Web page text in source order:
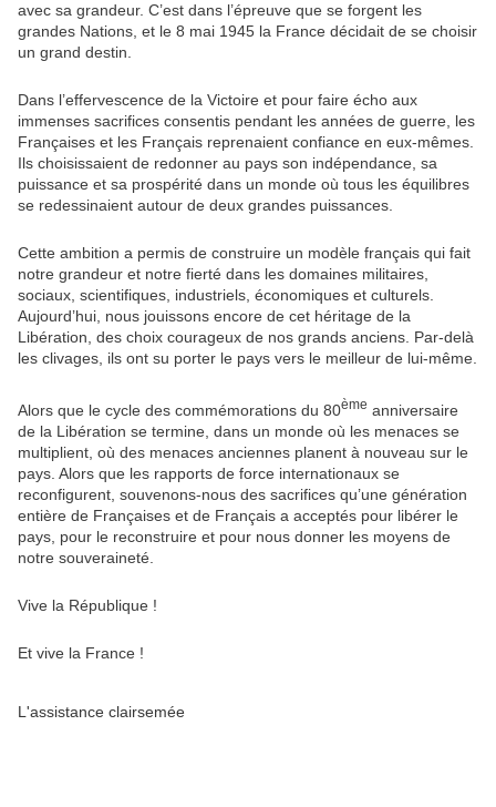
avec sa grandeur. C’est dans l’épreuve que se forgent les
grandes Nations, et le 8 mai 1945 la France décidait de se choisir
un grand destin.
Dans l’effervescence de la Victoire et pour faire écho aux
immenses sacrifices consentis pendant les années de guerre, les
Françaises et les Français reprenaient confiance en eux-mêmes.
Ils choisissaient de redonner au pays son indépendance, sa
puissance et sa prospérité dans un monde où tous les équilibres
se redessinaient autour de deux grandes puissances.
Cette ambition a permis de construire un modèle français qui fait
notre grandeur et notre fierté dans les domaines militaires,
sociaux, scientifiques, industriels, économiques et culturels.
Aujourd’hui, nous jouissons encore de cet héritage de la
Libération, des choix courageux de nos grands anciens. Par-delà
les clivages, ils ont su porter le pays vers le meilleur de lui-même.
Alors que le cycle des commémorations du 80ème anniversaire
de la Libération se termine, dans un monde où les menaces se
multiplient, où des menaces anciennes planent à nouveau sur le
pays. Alors que les rapports de force internationaux se
reconfigurent, souvenons-nous des sacrifices qu’une génération
entière de Françaises et de Français a acceptés pour libérer le
pays, pour le reconstruire et pour nous donner les moyens de
notre souveraineté.
Vive la République !
Et vive la France !
L'assistance clairsemée